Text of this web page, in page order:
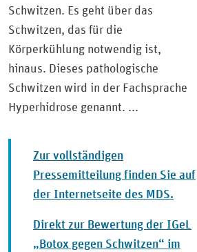
Schwitzen. Es geht über das
Schwitzen, das für die
Körperkühlung notwendig ist,
hinaus. Dieses pathologische
Schwitzen wird in der Fachsprache
Hyperhidrose genannt. ...
Zur vollständigen
Pressemitteilung finden Sie auf
der Internetseite des MDS.
Direkt zur Bewertung der IGeL
„Botox gegen Schwitzen“ im